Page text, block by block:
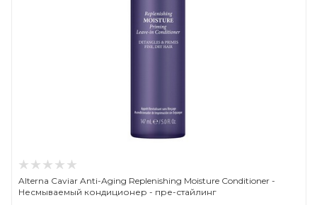
Alterna Caviar Anti-Aging Replenishing Moisture Conditioner -
Несмываемый кондиционер - пре-стайлинг